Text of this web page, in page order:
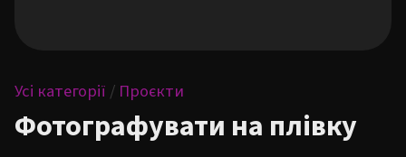
Усі категорії / Проєкти
Фотографувати на плівку